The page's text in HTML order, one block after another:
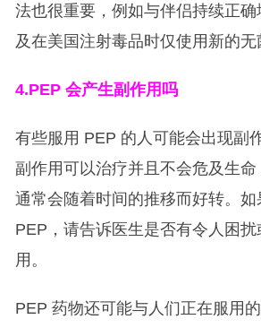
法也很重要，例如与伴侣持续正
及在美国注射毒品时仅使用新的无
4.PEP 会产生副作用吗
有些服用 PEP 的人可能会出现副
副作用可以治疗并且不会危及生命
通常会随着时间的推移而好转。如
PEP，请告诉医生是否有令人困
用。
PEP 药物还可能与人们正在服用